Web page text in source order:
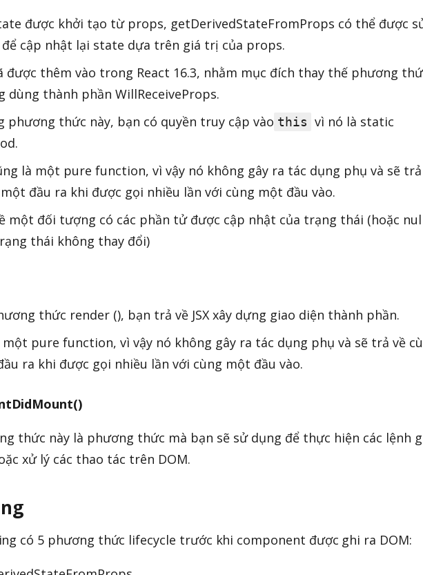
được khởi tạo từ props, getDerivedStateFromProps có thể được
cập nhật lại state dựa trên giá trị của props.
được thêm vào trong React 16.3, nhằm mục đích thay thế phương
dùng thành phần WillReceiveProps.
phương thức này, bạn có quyền truy cập vào this vì nó là static
là một pure function, vì vậy nó không gây ra tác dụng phụ và sẽ
đầu ra khi được gọi nhiều lần với cùng một đầu vào.
một đối tượng có các phần tử được cập nhật của trạng thái (hoặc
thái không thay đổi)
thức render (), bạn trả về JSX xây dựng giao diện thành phần.
một pure function, vì vậy nó không gây ra tác dụng phụ và sẽ trả về
ra khi được gọi nhiều lần với cùng một đầu vào.
thức này là phương thức mà bạn sẽ sử dụng để thực hiện các lệnh
xử lý các thao tác trên DOM.
có 5 phương thức lifecycle trước khi component được ghi ra DOM: